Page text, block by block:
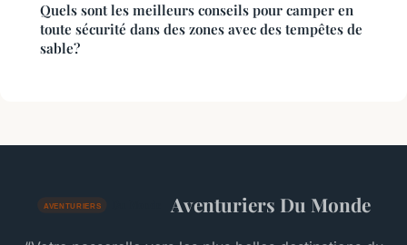
Quels sont les meilleurs conseils pour camper en
toute sécurité dans des zones avec des tempêtes de
sable?
Aventuriers Du Monde